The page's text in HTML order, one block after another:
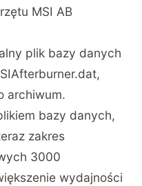
MSI AB
plik bazy danych
archiwum.
bazy danych,
zakres
3000
wydajności